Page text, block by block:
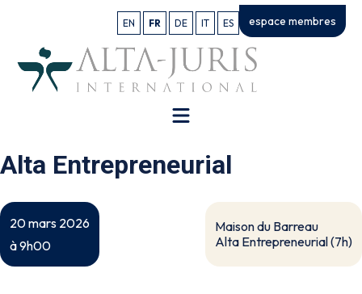
EN FR DE IT ES espace membres
Alta Entrepreneurial
20 mars 2026
à 9h00
Maison du Barreau
Alta Entrepreneurial (7h)